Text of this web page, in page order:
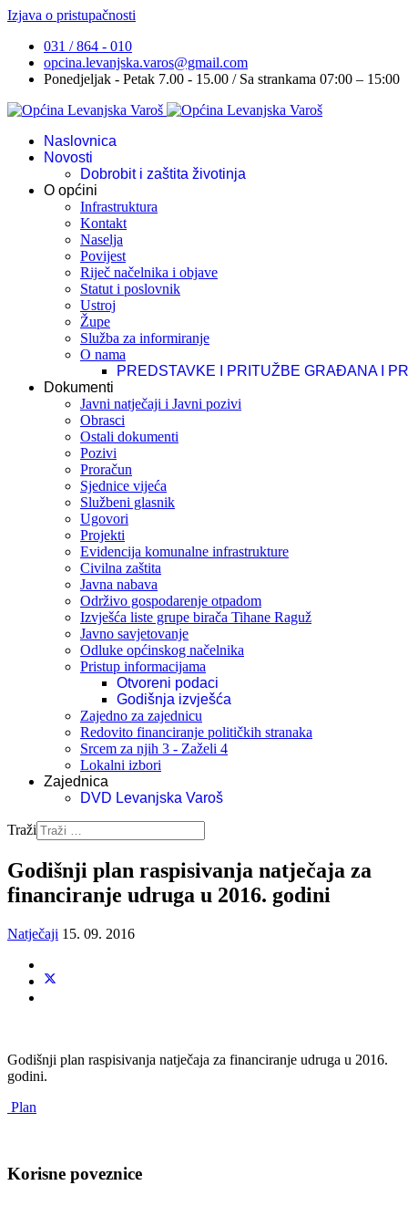
Izjava o pristupačnosti
031 / 864 - 010
opcina.levanjska.varos@gmail.com
Ponedjeljak - Petak 7.00 - 15.00 / Sa strankama 07:00 – 15:00
Naslovnica
Novosti
Dobrobit i zaštita životinja
O općini
Infrastruktura
Kontakt
Naselja
Povijest
Riječ načelnika i objave
Statut i poslovnik
Ustroj
Župe
Služba za informiranje
O nama
PREDSTAVKE I PRITUŽBE GRAĐANA I
Dokumenti
Javni natječaji i Javni pozivi
Obrasci
Ostali dokumenti
Pozivi
Proračun
Sjednice vijeća
Službeni glasnik
Ugovori
Projekti
Evidencija komunalne infrastrukture
Civilna zaštita
Javna nabava
Održivo gospodarenje otpadom
Izvješća liste grupe birača Tihane Raguž
Javno savjetovanje
Odluke općinskog načelnika
Pristup informacijama
Otvoreni podaci
Godišnja izvješća
Zajedno za zajednicu
Redovito financiranje političkih stranaka
Srcem za njih 3 - Zaželi 4
Lokalni izbori
Zajednica
DVD Levanjska Varoš
Traži
Godišnji plan raspisivanja natječaja za
financiranje udruga u 2016. godini
Natječaji 15. 09. 2016
Godišnji plan raspisivanja natječaja za financiranje udruga u 2016.
godini.
Plan
Korisne poveznice